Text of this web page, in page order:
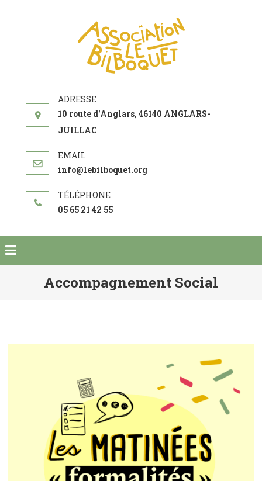
10 route d'Anglars, 46140 ANGLARS-
JUILLAC
info@lebilboquet.org
05 65 21 42 55
Accompagnement Social